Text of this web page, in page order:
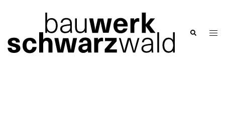
Suche